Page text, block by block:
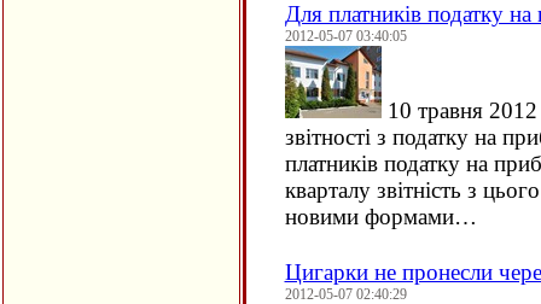
Для платників податку
2012-05-07 03:40:05
10 травня 2012
звітності з податку на
платників податку на
кварталу звітність з
новими формами…
Цигарки не пронесли
2012-05-07 02:40:29